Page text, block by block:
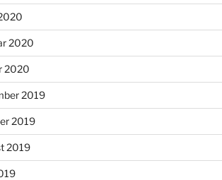
2020
2020
2019
2019
2019